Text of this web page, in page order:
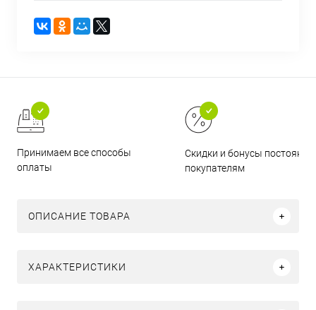
Принимаем все способы
оплаты
Скидки и бонусы
покупателям
ОПИСАНИЕ ТОВАРА
ХАРАКТЕРИСТИКИ